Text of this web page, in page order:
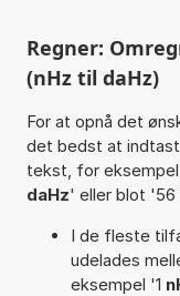
Regner:
(nHz til daHz)
For at opnå det
det bedst at
tekst, for eksempel
daHz' eller blot '56
I de fleste
udelades
eksempel '1